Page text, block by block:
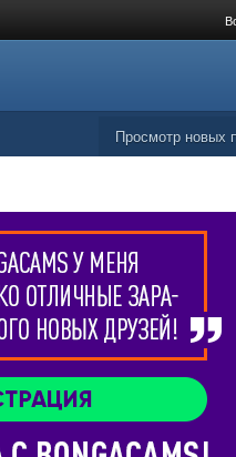
Просмотр новых